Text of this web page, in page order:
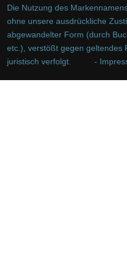
Die Nutzung des
ohne unsere ausdrückliche
abgewandelter Form (durch
etc.), verstößt gegen geltendes
juristisch verfolgt.
-